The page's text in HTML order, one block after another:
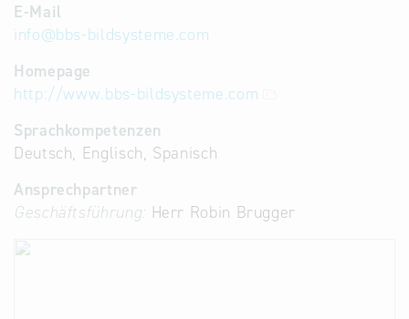
E-Mail
info@bbs-bildsysteme.com
Homepage
http://www.bbs-bildsysteme.com
Sprachkompetenzen
Deutsch, Englisch, Spanisch
Ansprechpartner
Geschäftsführung: Herr Robin Brugger